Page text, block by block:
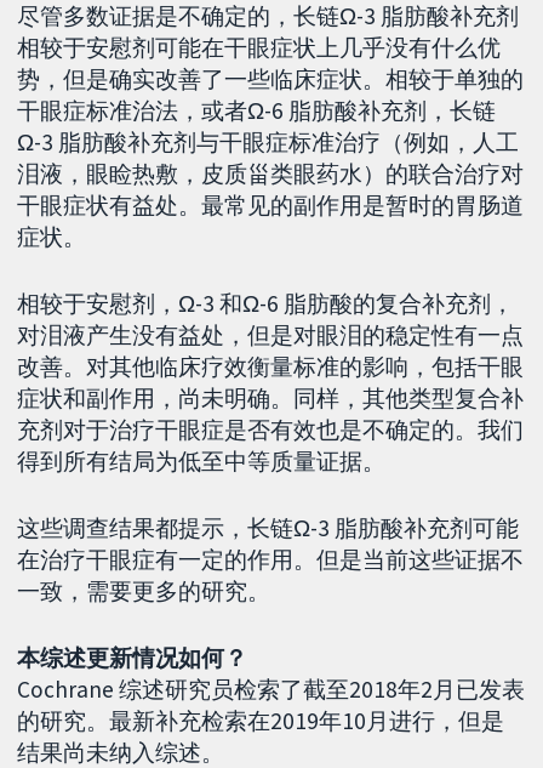
尽管多数证据是不确定的，长链Ω-3 脂肪酸补充剂
相较于安慰剂可能在干眼症状上几乎没有什么优
势，但是确实改善了一些临床症状。相较于单独的
干眼症标准治法，或者Ω-6 脂肪酸补充剂，长链
Ω-3 脂肪酸补充剂与干眼症标准治疗（例如，人工
泪液，眼睑热敷，皮质甾类眼药水）的联合治疗对
干眼症状有益处。最常见的副作用是暂时的胃肠道
症状。
相较于安慰剂，Ω-3 和Ω-6 脂肪酸的复合补充剂，
对泪液产生没有益处，但是对眼泪的稳定性有一点
改善。对其他临床疗效衡量标准的影响，包括干眼
症状和副作用，尚未明确。同样，其他类型复合补
充剂对于治疗干眼症是否有效也是不确定的。我们
得到所有结局为低至中等质量证据。
这些调查结果都提示，长链Ω-3 脂肪酸补充剂可能
在治疗干眼症有一定的作用。但是当前这些证据不
一致，需要更多的研究。
本综述更新情况如何？
Cochrane 综述研究员检索了截至2018年2月已发表
的研究。最新补充检索在2019年10月进行，但是
结果尚未纳入综述。